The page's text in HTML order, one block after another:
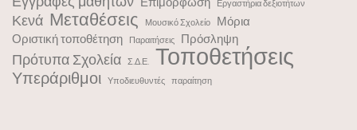
Εργαστήρια δεξιοτήτων
Κενά Μεταθέσεις Μουσικό Σχολείο
Μόρια
Οριστική τοποθέτηση
Παραιτήσεις Πρόσληψη
Πρότυπα Σχολεία Σ.Δ.Ε. Τοποθετήσεις
Υπεράριθμοι Υποδιευθυντές παραίτηση